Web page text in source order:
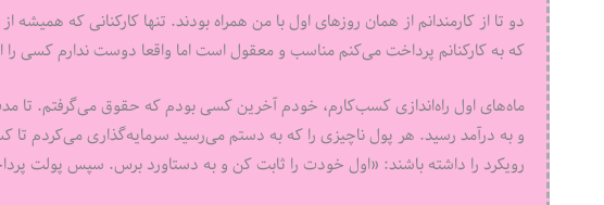
دو تا از کارمندانم از همان روزهای اول با من همراه بودند. تنها کارکنانی که
که به کارکنانم پرداخت می‌کنم مناسب و معقول است اما واقعا دوست ندارم کسی
ماه‌های اول راه‌اندازی کسب‌کارم، خودم آخرین کسی بودم که حقوق می‌گرفتم. تا
و به درآمد رسید. هر پول ناچیزی را که به دستم می‌رسید سرمایه‌گذاری می‌کردم
رویکرد را داشته باشند: «اول خودت را ثابت کن و به دستاورد برس. سپس پولت